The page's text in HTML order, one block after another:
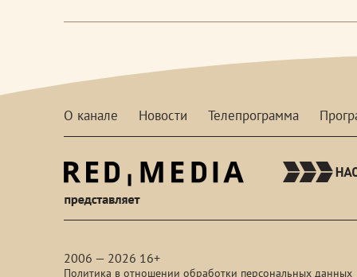
О канале Новости Телепрограмма
2006 — 2026 16+
Политика в отношении обработки персональных данных